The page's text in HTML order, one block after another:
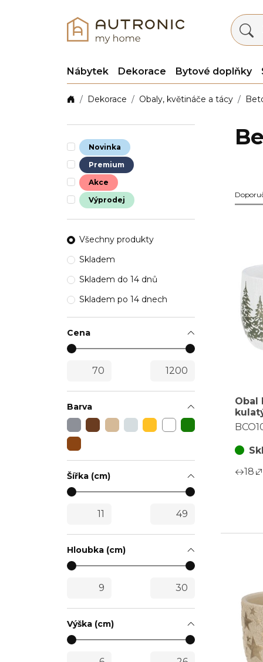
Nábytek Dekorace Bytové doplňky
Dekorace Obaly, květináče a tácy
Novinka
Premium
Akce
Výprodej
Všechny produkty
Skladem
Skladem do 14 dnů
Skladem po 14 dnech
Cena
Barva
Šířka (cm)
Hloubka (cm)
Výška (cm)
Obal
vel.
18